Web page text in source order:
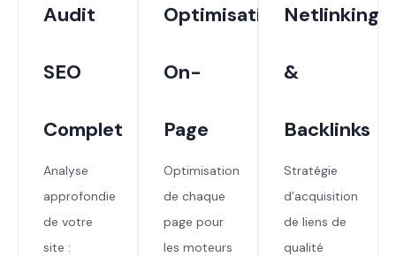
Audit
SEO
Complet
Analyse
approfondie
de votre
site :
Optimisation
On-
Page
Optimisation
de chaque
page pour
les moteurs
Netlinking
&
Backlinks
Stratégie
d’acquisition
de liens de
qualité